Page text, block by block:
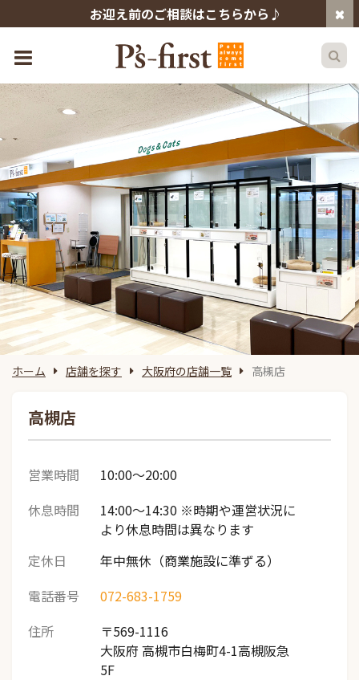
お迎え前のご相談はこちらから♪
ホーム 店舗を探す 大阪府の店舗一覧 高槻店
高槻店
営業時間
10:00～20:00
休息時間
14:00～14:30 ※時期や運営状況に
より休息時間は異なります
定休日
年中無休（商業施設に準ずる）
電話番号
072-683-1759
住所
〒569-1116
大阪府 高槻市白梅町4-1高槻阪急
5F